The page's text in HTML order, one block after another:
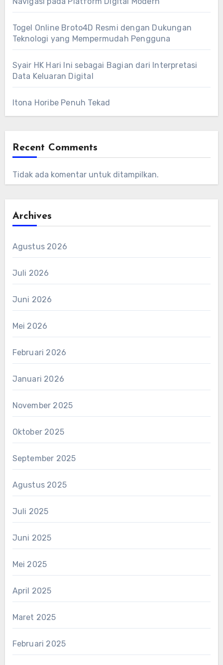
Togel Online Broto4D Resmi dengan Dukungan
Teknologi yang Mempermudah Pengguna
Syair HK Hari Ini sebagai Bagian dari Interpretasi
Data Keluaran Digital
Itona Horibe Penuh Tekad
Recent Comments
Tidak ada komentar untuk ditampilkan.
Archives
Agustus 2026
Juli 2026
Juni 2026
Mei 2026
Februari 2026
Januari 2026
November 2025
Oktober 2025
September 2025
Agustus 2025
Juli 2025
Juni 2025
Mei 2025
April 2025
Maret 2025
Februari 2025